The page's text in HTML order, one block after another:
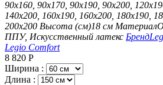
90х160, 90х170, 90х190, 90х200,
140х200, 160х190, 160х200, 180х190,
200х200 Высота (см)18 см Материал
ППУ, Искусственный латекс Бренд
Legio Comfort
8 820 Р
Ширина :
Длина :